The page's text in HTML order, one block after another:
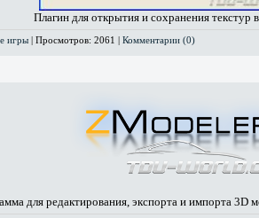
Плагин для открытия и сохранения текстур
игры | Просмотров: 2061 | Комментарии (0)
для редактирования, экспорта и импорта 3D